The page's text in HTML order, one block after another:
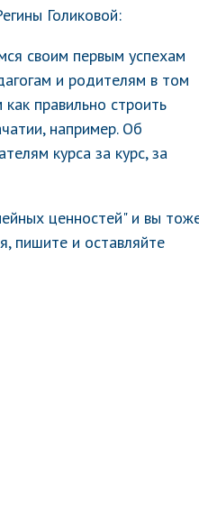
Голиковой:
своим первым успехам
и родителям в том
правильно строить
например. Об
курса за курс, за
ценностей" и вы
пишите и оставляйте